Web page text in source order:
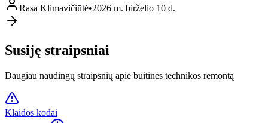
Rasa Klimavičiūtė•2026 m. birželio 10 d.
Susiję straipsniai
Daugiau naudingų straipsnių apie buitinės technikos remontą
Klaidos kodai